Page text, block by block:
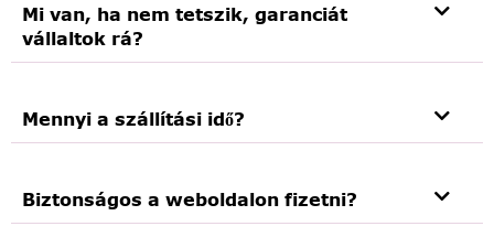
Mi van, ha nem tetszik, garanciát
vállaltok rá?
Mennyi a szállítási idő?
Biztonságos a weboldalon fizetni?